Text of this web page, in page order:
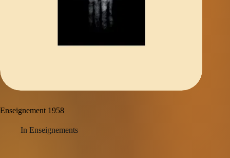
Enseignement 1958
In Enseignements